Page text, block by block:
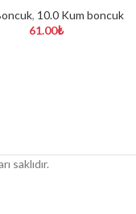
, 10.0 Kum boncuk
61.00₺
saklıdır.